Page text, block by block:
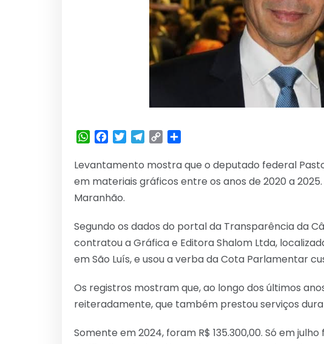
WhatsApp
Facebook
TwitterTelegram
Copy
Levantamento mostra que o deputado federal
em materiais gráficos entre os anos de 2020 a
Maranhão.
Segundo os dados do portal da Transparência da
contratou a Gráfica e Editora Shalom Ltda,
em São Luís, e usou a verba da Cota Parlamentar
Os registros mostram que, ao longo dos últimos
reiteradamente, que também prestou serviços
Somente em 2024, foram R$ 135.300,00. Só em